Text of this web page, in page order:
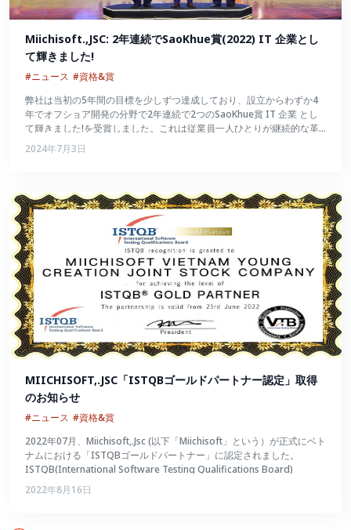
Miichisoft.,JSC: 2年連続でSaoKhue賞(2022) IT 企業とし
て輝きました!
#ニュース #資格&賞
弊社は当初の5年間の目標を少しずつ達成しており、設立からわずか4
年でオフショア開発の分野で2年連続で2つのSaoKhue賞 IT 企業 とし
て輝きました!を受賞しました。これは従業員一人ひとりが継続的な革
新を続け、数々の試練を切り抜けて大きく成長したことの証でもあるで
しょう。
2024年7月3日
MIICHISOFT,.JSC「ISTQBゴールドパートナー認定」取得
のお知らせ
#ニュース #資格&賞
2022年07月、Miichisoft,.Jsc (以下「Miichisoft」という）が正式にベト
ナムにおける「ISTQBゴールドパートナー」に認定されました。
ISTQB(International Software Testing Qualifications Board)
2022年8月16日